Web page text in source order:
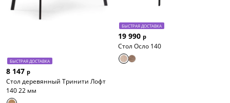
БЫСТРАЯ ДОСТАВКА
8 147 р
Стол деревянный Тринити Лофт
140 22 мм
БЫСТРАЯ ДОСТАВКА
19 990 р
Стол Осло 140